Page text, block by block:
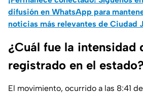
difusión en WhatsApp para
noticias más relevantes de Ciudad
¿Cuál fue la intensidad
registrado en el estado?
El movimiento, ocurrido a las 8:41